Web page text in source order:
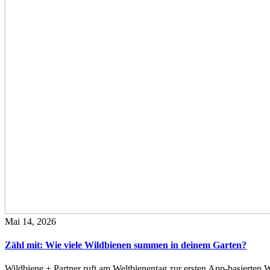
Mai 14, 2026
Zähl mit: Wie viele Wildbienen summen in deinem Garten?